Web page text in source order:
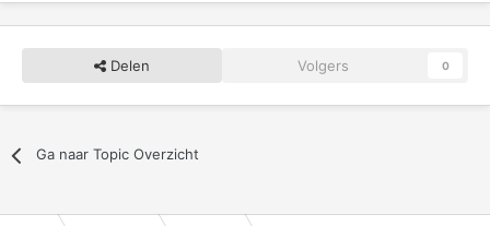
Delen Volgers 0
Ga naar Topic Overzicht